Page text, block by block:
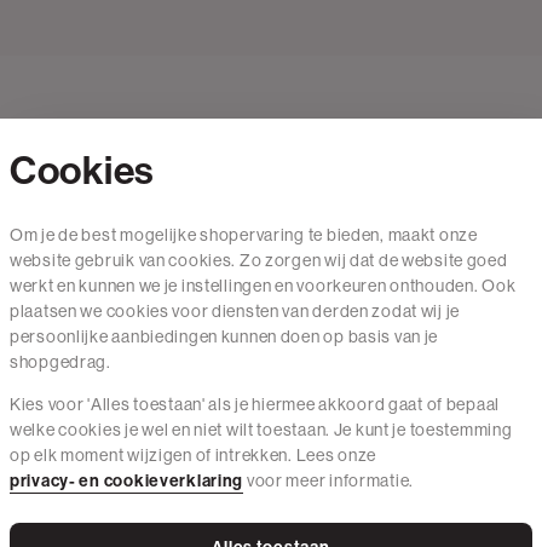
Mail ons
020 - 3412 650
Van maandag t/m vrijdag van 8.30 uur tot 18.00 uur.
Service
Wij zijn The Sting
Cookies
Om je de best mogelijke shopervaring te bieden, maakt onze
website gebruik van cookies. Zo zorgen wij dat de website goed
werkt en kunnen we je instellingen en voorkeuren onthouden. Ook
plaatsen we cookies voor diensten van derden zodat wij je
persoonlijke aanbiedingen kunnen doen op basis van je
shopgedrag.
Kies voor 'Alles toestaan' als je hiermee akkoord gaat of bepaal
welke cookies je wel en niet wilt toestaan. Je kunt je toestemming
op elk moment wijzigen of intrekken. Lees onze
privacy- en cookieverklaring voor meer informatie.